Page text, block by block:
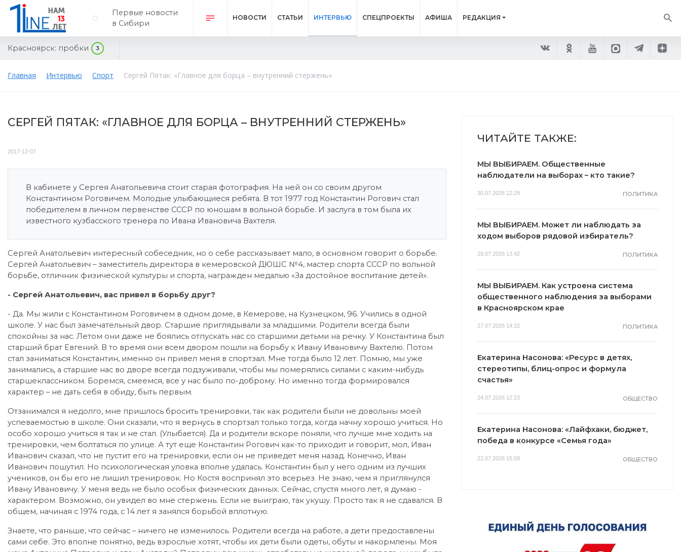
Первые новости
в Сибири
НОВОСТИ СТАТЬИ ИНТЕРВЬЮ СПЕЦПРОЕКТЫ АФИША РЕДАКЦИЯ
Красноярск: пробки 3
Главная Интервью Спорт Сергей Пятак: «Главное для борца – внутренний стержень»
СЕРГЕЙ ПЯТАК: «ГЛАВНОЕ ДЛЯ БОРЦА – ВНУТРЕННИЙ СТЕРЖЕНЬ»
2017-12-07
В кабинете у Сергея Анатольевича стоит старая фотография. На ней он со своим другом
Константином Роговичем. Молодые улыбающиеся ребята. В тот 1977 год Константин Рогович стал
победителем в личном первенстве СССР по юношам в вольной борьбе. И заслуга в том была их
известного кузбасского тренера по Ивана Ивановича Вахтеля.
Сергей Анатольевич интересный собеседник, но о себе рассказывает мало, в основном говорит о борьбе.
Сергей Анатольевич – заместитель директора в кемеровской ДЮШС №4, мастер спорта СССР по вольной
борьбе, отличник физической культуры и спорта, награжден медалью «За достойное воспитание детей».
- Сергей Анатольевич, вас привел в борьбу друг?
- Да. Мы жили с Константином Роговичем в одном доме, в Кемерове, на Кузнецком, 96. Учились в одной
школе. У нас был замечательный двор. Старшие приглядывали за младшими. Родители всегда были
спокойны за нас. Летом они даже не боялись отпускать нас со старшими детьми на речку. У Константина был
старший брат Евгений. В то время они всем двором пошли на борьбу к Ивану Ивановичу Вахтелю. Потом
стал заниматься Константин, именно он привел меня в спортзал. Мне тогда было 12 лет. Помню, мы уже
занимались, а старшие нас во дворе всегда подзуживали, чтобы мы померялись силами с каким-нибудь
старшеклассником. Боремся, смеемся, все у нас было по-доброму. Но именно тогда формировался
характер – не дать себя в обиду, быть первым.
Отзанимался я недолго, мне пришлось бросить тренировки, так как родители были не довольны моей
успеваемостью в школе. Они сказали, что я вернусь в спортзал только тогда, когда начну хорошо учиться. Но
особо хорошо учиться я так и не стал. (Улыбается). Да и родители вскоре поняли, что лучше мне ходить на
тренировки, чем болтаться по улице. А тут еще Константин Рогович как-то приходит и говорит, мол, Иван
Иванович сказал, что не пустит его на тренировки, если он не приведет меня назад. Конечно, Иван
Иванович пошутил. Но психологическая уловка вполне удалась. Константин был у него одним из лучших
учеников, он бы его не лишил тренировок. Но Костя воспринял это всерьез. Не знаю, чем я приглянулся
Ивану Ивановичу. У меня ведь не было особых физических данных. Сейчас, спустя много лет, я думаю -
характером. Возможно, он увидел во мне стержень. Если не выиграю, так укушу. Просто так я не сдавался. В
общем, начиная с 1974 года, с 14 лет я занялся борьбой вплотную.
Знаете, что раньше, что сейчас – ничего не изменилось. Родители всегда на работе, а дети предоставлены
сами себе. Это вполне понятно, ведь взрослые хотят, чтобы их дети были одеты, обуты и накормлены. Моя
ЧИТАЙТЕ ТАКЖЕ:
МЫ ВЫБИРАЕМ. Общественные
наблюдатели на выборах – кто такие?
30.07.2026 12:29 ПОЛИТИКА
МЫ ВЫБИРАЕМ. Может ли наблюдать за
ходом выборов рядовой избиратель?
29.07.2026 13:42 ПОЛИТИКА
МЫ ВЫБИРАЕМ. Как устроена система
общественного наблюдения за выборами
в Красноярском крае
27.07.2026 14:22 ПОЛИТИКА
Екатерина Насонова: «Ресурс в детях,
стереотипы, блиц-опрос и формула
счастья»
24.07.2026 12:23 ОБЩЕСТВО
Екатерина Насонова: «Лайфхаки, бюджет,
победа в конкурсе «Семья года»
22.07.2026 15:58 ОБЩЕСТВО